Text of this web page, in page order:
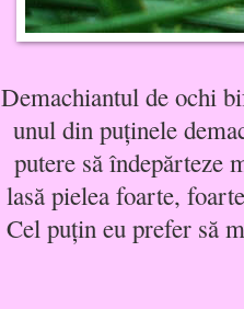
Demachiantul de ochi
unul din puţinele
putere să îndepărteze
lasă pielea foarte,
Cel puţin eu prefer să